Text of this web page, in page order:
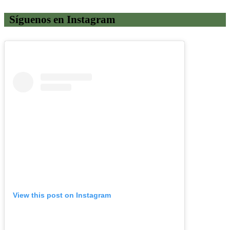
Síguenos en Instagram
View this post on Instagram